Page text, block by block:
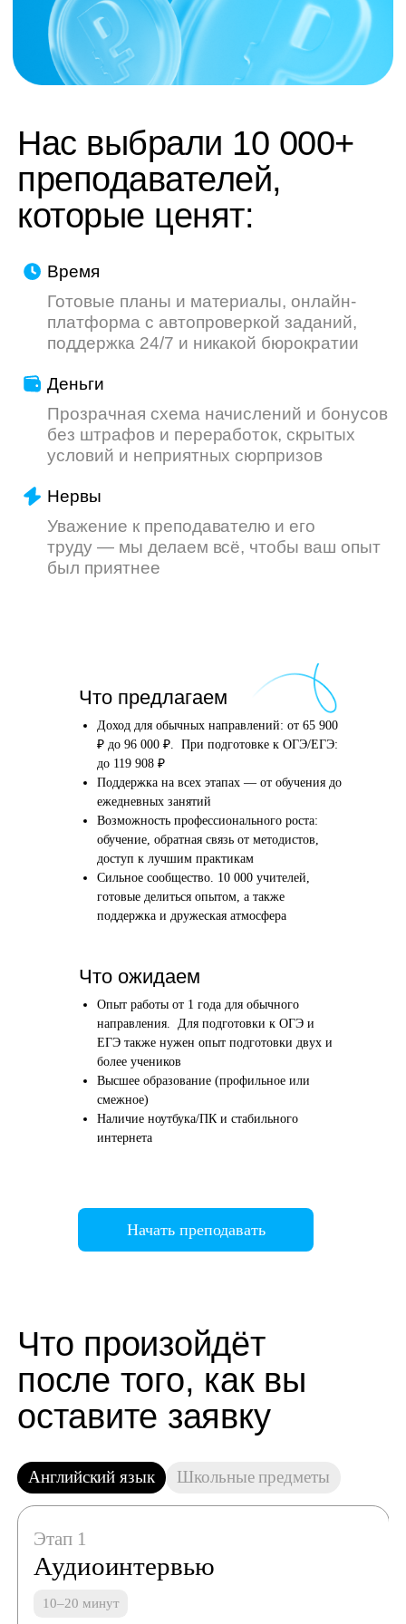
труду — мы делаем всё, чтобы ваш опыт
был приятнее
Что предлагаем
Начать преподавать
Что ожидаем
Доход для обычных направлений: от 65 900
₽ до 96 000 ₽. При подготовке к ОГЭ/ЕГЭ:
до 119 908 ₽
Поддержка на всех этапах — от обучения до
ежедневных занятий
Возможность профессионального роста:
обучение, обратная связь от методистов,
доступ к лучшим практикам
Сильное сообщество. 10 000 учителей,
готовые делиться опытом, а также
поддержка и дружеская атмосфера
Опыт работы от 1 года для обычного
направления. Для подготовки к ОГЭ и
ЕГЭ также нужен опыт подготовки двух и
более учеников
Высшее образование (профильное или
смежное)
Наличие ноутбука/ПК и стабильного
интернета
после того, как вы
оставите заявку
Английский язык Школьные предметы
Аудиоинтервью
Отвечаете по-английски на 4 вопроса
Начать преподавать